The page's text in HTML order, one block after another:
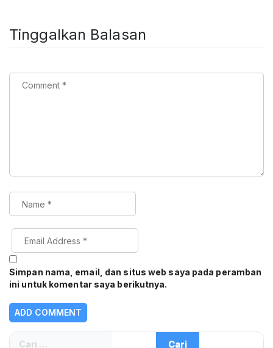
Tinggalkan Balasan
Simpan nama, email, dan situs web saya pada peramban
ini untuk komentar saya berikutnya.
Cari